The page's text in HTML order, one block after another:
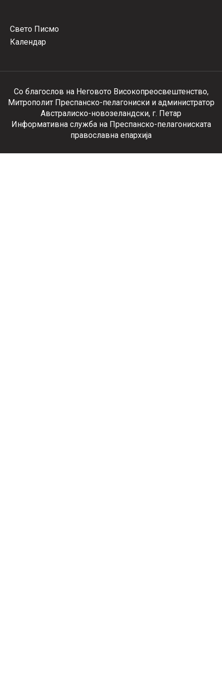
Свето Писмо
Календар
Со благослов на Неговото Високопреосвештенство,
Митрополит Преспанско-пелагониски и администратор
Австралиско-новозеландски, г. Петар
Информативна служба на Преспанско-пелагониската
православна епархија